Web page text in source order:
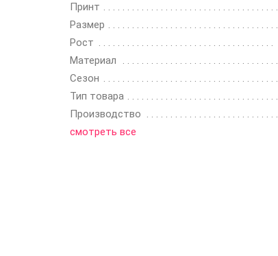
Принт
Размер
Рост
Материал
Сезон
Тип товара
Производство
смотреть все